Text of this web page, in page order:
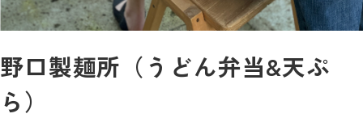
野口製麺所（うどん弁当&天ぷ
ら）